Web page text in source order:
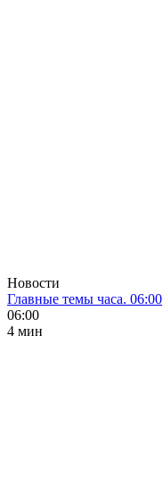
Новости
Главные темы часа. 06:00
06:00
4 мин